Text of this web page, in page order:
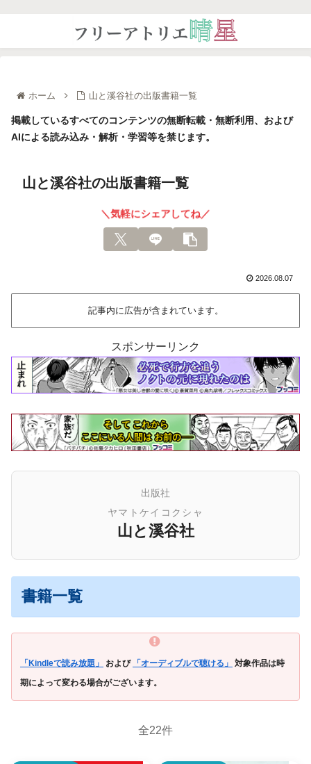
ホーム 山と溪谷社の出版書籍一覧
掲載しているすべてのコンテンツの無断転載・無断利用、および
AIによる読み込み・解析・学習等を禁じます。
山と溪谷社の出版書籍一覧
＼気軽にシェアしてね／
2026.08.07
記事内に広告が含まれています。
スポンサーリンク
出版社
ヤマトケイコクシャ
山と溪谷社
書籍一覧
「Kindleで読み放題」 および 「オーディブルで聴ける」
対象作品は時
期によって変わる場合がございます。
全22件